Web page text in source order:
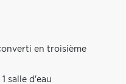
en troisième
salle d'eau